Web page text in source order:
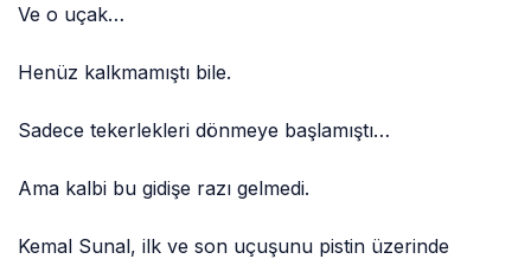
Ve o uçak…
Henüz kalkmamıştı bile.
Sadece tekerlekleri dönmeye başlamıştı…
Ama kalbi bu gidişe razı gelmedi.
Kemal Sunal, ilk ve son uçuşunu pistin üzerinde